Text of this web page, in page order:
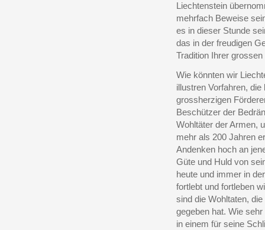
Liechtenstein
mehrfach Beweise
es in dieser Stunde
das in der freudigen
Tradition Ihrer
Wie könnten wir
illustren Vorfahren,
grossherzigen
Beschützer der
Wohltäter der Armen,
mehr als 200 Jahren
Andenken hoch an
Güte und Huld von
heute und immer in
fortlebt und fortleben
sind die Wohltaten,
gegeben hat. Wie
in einem für seine